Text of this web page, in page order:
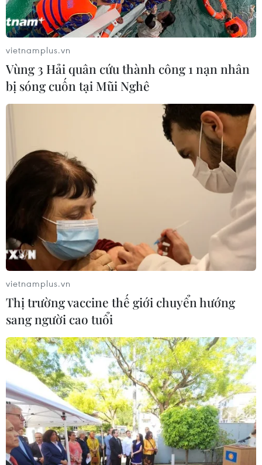
Mỹ và Canada hối thúc hành động tập thể
16/09/2014 03:46
Ngoại trưởng Mỹ John Kerry và Ngoại trưởng Canada
John Baird đã hối thúc cộng đồng quốc tế hành động
tập thể đối phó với Nhà nước Hồi giáo (IS) tự xưng.
Mỹ: Syria sẽ bị trả đũa nếu cản trở chiến
dịch không kích IS
16/09/2014 03:37
vietnamplus.vn
Vùng 3 Hải quân cứu thành công 1 nạn nhân
bị sóng cuốn tại Mũi Nghê
vietnamplus.vn
Thị trường vaccine thế giới chuyển hướng
sang người cao tuổi